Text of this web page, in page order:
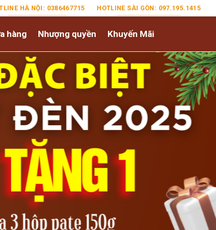
HÀ NỘI: 0386467715 HOTLINE SÀI GÒN: 097.195.1415
hàng Nhượng quyền Khuyến Mãi